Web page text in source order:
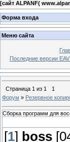
[сайт ALPANF(
Форма входа
Меню сайта
Последние версии
Страница 1 из 1
1
Форум » Резервное
Сборка программ для
[1] boss